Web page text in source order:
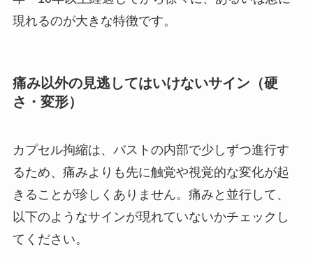
現れるのが大きな特徴です。
痛み以外の見逃してはいけないサイン（硬
さ・変形）
カプセル拘縮は、バストの内部で少しずつ進行す
るため、痛みよりも先に触覚や視覚的な変化が起
きることが珍しくありません。痛みと並行して、
以下のようなサインが現れていないかチェックし
てください。